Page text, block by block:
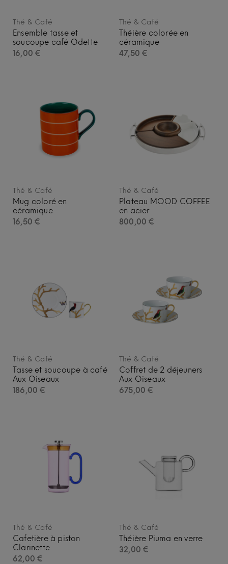
Thé & Café
Ensemble tasse et
soucoupe café Odette
16,00€
Thé & Café
Théière colorée en
céramique
47,50€
Thé & Café
Mug coloré en
céramique
16,50€
Thé & Café
Plateau MOOD COFFEE
en acier
800,00€
Thé & Café
Tasse et soucoupe à café
Aux Oiseaux
186,00€
Thé & Café
Coffret de 2 déjeuners
Aux Oiseaux
675,00€
Thé & Café
Cafetière à piston
Clarinette
62,00€
Thé & Café
Théière Piuma en verre
32,00€